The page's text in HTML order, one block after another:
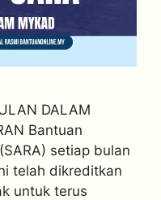
DALAM
Bantuan
setiap bulan
telah dikreditkan
untuk terus